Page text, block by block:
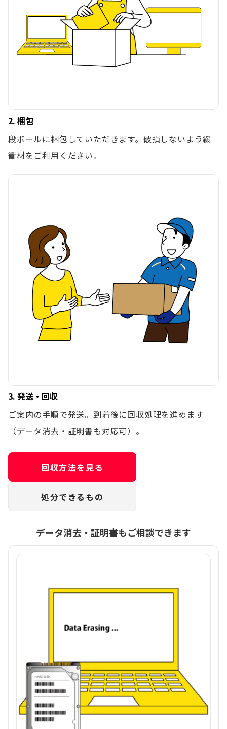
2. 梱包
段ボールに梱包していただきます。破損しないよう緩
衝材をご利用ください。
3. 発送・回収
ご案内の手順で発送。到着後に回収処理を進めます
（データ消去・証明書も対応可）。
回収方法を見る
処分できるもの
データ消去・証明書もご相談できます